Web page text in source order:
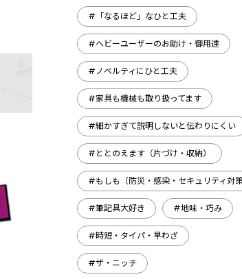
#「なるほど」なひと工夫
#ヘビーユーザーのお助け・御用達
#ノベルティにひと工夫
#家具も機械も取り扱ってます
#細かすぎて説明しないと伝わりにくい
#ととのえます（片づけ・収納）
#もしも（防災・感染・セキュリティ対策
#筆記具大好き #地味・巧み
#時短・タイパ・早わざ
#ザ・ニッチ